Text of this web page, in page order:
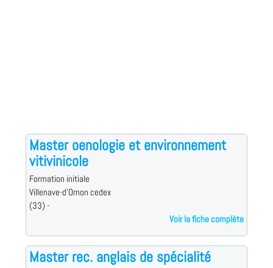
Master oenologie et environnement
vitivinicole
Formation initiale
Villenave-d'Ornon cedex
(33) -
Voir la fiche complète
Master rec. anglais de spécialité